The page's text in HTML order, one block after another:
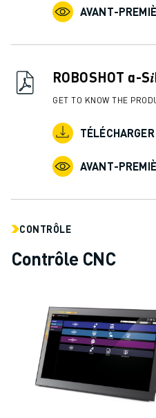
AVANT-
ROBOSHOT α-
GET TO KNOW THE
TÉLÉCHARGER
AVANT-
CONTRÔLE
Contrôle CNC